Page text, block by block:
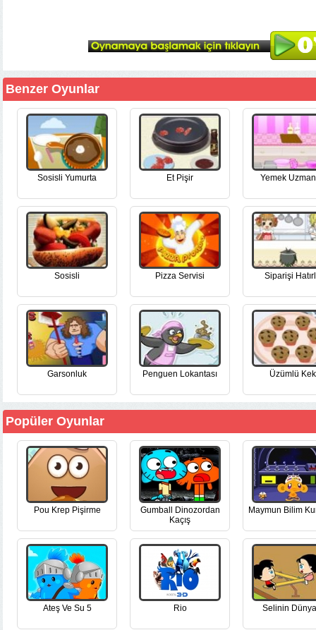
Benzer Oyunlar
Sosisli Yumurta Et Pişir Yemek
Sosisli Pizza Servisi Siparişi
Garsonluk Penguen Lokantası Üzümlü Kek
Popüler Oyunlar
Pou Krep Pişirme
Gumball Dinozordan
Kaçış
Maymun Bilim
Ateş Ve Su 5 Rio Selinin